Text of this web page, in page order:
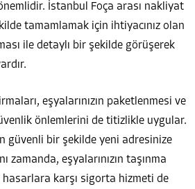
İstanbul Foça arası nakliyat
tamamlamak için ihtiyacınız olan
ile detaylı bir şekilde görüşerek
eşyalarınızın paketlenmesi ve
önlemlerini de titizlikle uygular.
güvenli bir şekilde yeni adresinize
zamanda, eşyalarınızın taşınma
hasarlara karşı sigorta hizmeti de